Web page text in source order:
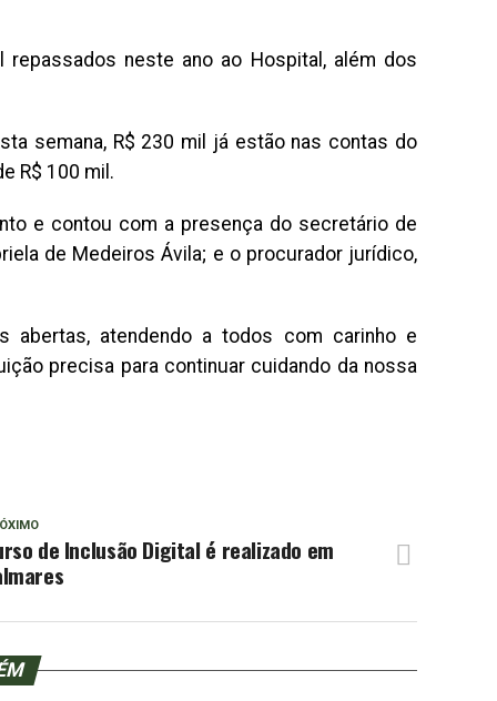
neste ano ao Hospital, além dos
semana, R$ 230 mil já estão nas contas do
R$ 100 mil.
e contou com a presença do secretário de
de Medeiros Ávila; e o procurador jurídico,
abertas, atendendo a todos com carinho e
precisa para continuar cuidando da nossa
de Inclusão Digital é realizado em